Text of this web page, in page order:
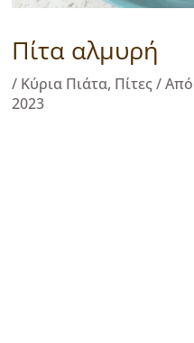
Πίτα αλμυρή
/ Κύρια Πιάτα, Πίτες/ Από
2023